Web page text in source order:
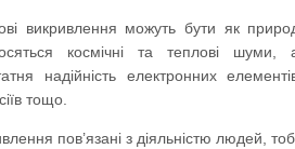
викривлення можуть бути як
космічні та теплові шуми,
надійність електронних
тощо.
пов’язані з діяльністю людей,